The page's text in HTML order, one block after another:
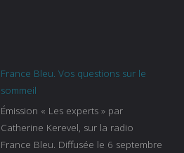
France Bleu. Vos questions sur le
sommeil
Émission « Les experts » par
Catherine Kerevel, sur la radio
France Bleu. Diffusée le 6 septembre